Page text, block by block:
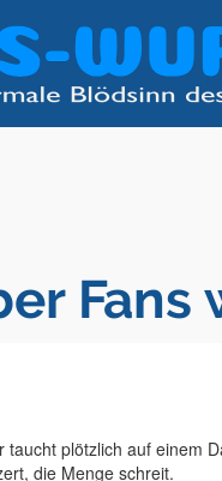
taucht plötzlich auf einem
die Menge schreit.